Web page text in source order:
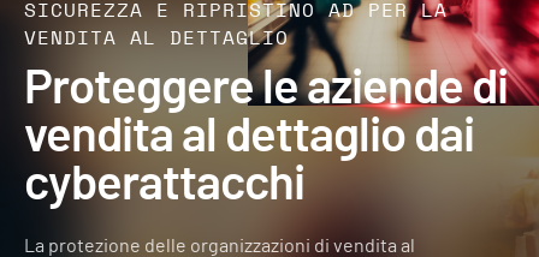
SICUREZZA E RIPRISTINO AD PER LA
VENDITA AL DETTAGLIO
Proteggere le aziende di
vendita al dettaglio dai
cyberattacchi
La protezione delle organizzazioni di vendita al